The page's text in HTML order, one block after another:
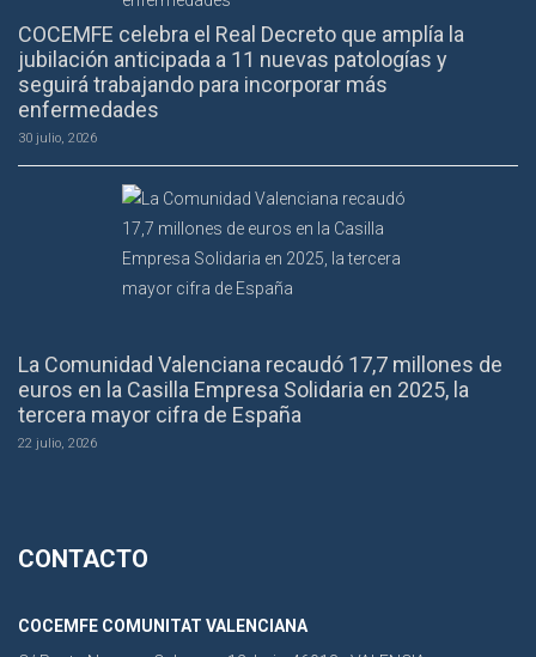
COCEMFE celebra el Real Decreto que amplía la
jubilación anticipada a 11 nuevas patologías y
seguirá trabajando para incorporar más
enfermedades
30 julio, 2026
La Comunidad Valenciana recaudó 17,7 millones de
euros en la Casilla Empresa Solidaria en 2025, la
tercera mayor cifra de España
22 julio, 2026
CONTACTO
COCEMFE COMUNITAT VALENCIANA